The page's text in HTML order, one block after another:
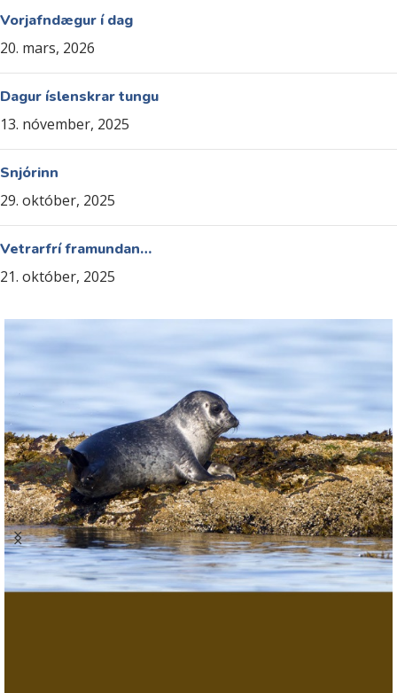
Vorjafndægur í dag
20. mars, 2026
Dagur íslenskrar tungu
13. nóvember, 2025
Snjórinn
29. október, 2025
Vetrarfrí framundan…
21. október, 2025